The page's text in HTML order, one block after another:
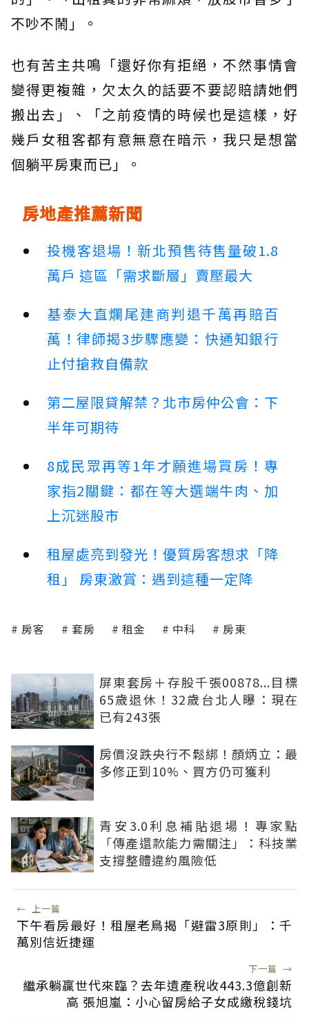
不吵不鬧」。
也有苦主共鳴「還好你有拒絕，不然事情會
變得更複雜，欠太久的話要不要認賠請她們
搬出去」、「之前疫情的時候也是這樣，好
幾戶女租客都有意無意在暗示，我只是想當
個躺平房東而已」。
房地產推薦新聞
投機客退場！新北預售待售量破1.8
萬戶 這區「需求斷層」賣壓最大
基泰大直爛尾建商判退千萬再賠百
萬！律師揭3步驟應變：快通知銀行
止付搶救自備款
第二屋限貸解禁？北市房仲公會：下
半年可期待
8成民眾再等1年才願進場買房！專
家指2關鍵：都在等大選端牛肉、加
上沉迷股市
租屋處亮到發光！優質房客想求「降
租」 房東激賞：遇到這種一定降
房客 套房 租金 中科 房東
屏東套房＋存股千張00878...目標
65歲退休！32歲台北人曝：現在
已有243張
房價沒跌央行不鬆綁！顏炳立：最
多修正到10%、買方仍可獲利
青安3.0利息補貼退場！專家點
「傳產還款能力需關注」：科技業
支撐整體違約風險低
← 上一篇
下午看房最好！租屋老鳥揭「避雷3原則」：千
萬別信近捷運
下一篇 →
繼承躺贏世代來臨？去年遺產稅收443.3億創新
高 張旭嵐：小心留房給子女成繳稅錢坑